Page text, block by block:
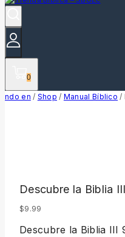
0
ndo en / Shop / Manual Bíblico /
Descubre la Biblia III
$9.99
Descubre la Biblia III